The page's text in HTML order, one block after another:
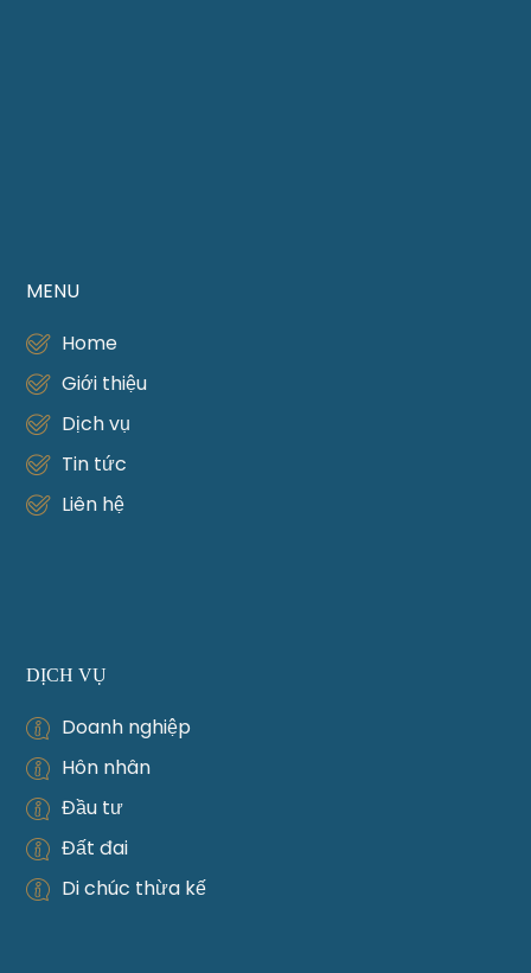
MENU
Home
Giới thiệu
Dịch vụ
Tin tức
Liên hệ
DỊCH VỤ
Doanh nghiệp
Hôn nhân
Đầu tư
Đất đai
Di chúc thừa kế